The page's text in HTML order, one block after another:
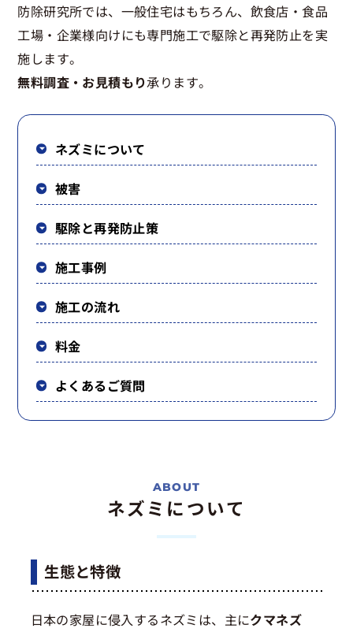
防除研究所では、一般住宅はもちろん、飲食店・食品
工場・企業様向けにも専門施工で駆除と再発防止を実
施します。
無料調査・お見積もり承ります。
ネズミについて
被害
駆除と再発防止策
施工事例
施工の流れ
料金
よくあるご質問
ネズミについて
生態と特徴
日本の家屋に侵入するネズミは、主にクマネズ